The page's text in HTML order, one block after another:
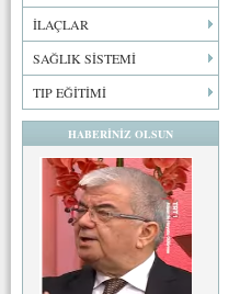
İLAÇLAR
SAĞLIK SİSTEMİ
TIP EĞİTİMİ
HABERİNİZ OLSUN